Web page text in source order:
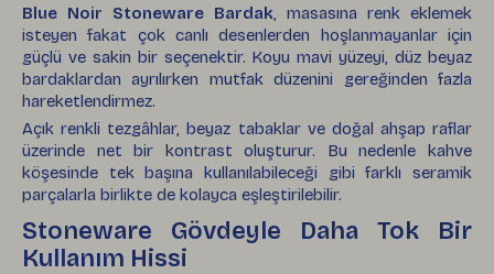
Blue Noir Stoneware Bardak , masasına renk eklemek
isteyen fakat çok canlı desenlerden hoşlanmayanlar için
güçlü ve sakin bir seçenektir. Koyu mavi yüzeyi, düz beyaz
bardaklardan ayrılırken mutfak düzenini gereğinden fazla
hareketlendirmez.
Açık renkli tezgâhlar, beyaz tabaklar ve doğal ahşap raflar
üzerinde net bir kontrast oluşturur. Bu nedenle kahve
köşesinde tek başına kullanılabileceği gibi farklı seramik
parçalarla birlikte de kolayca eşleştirilebilir.
Stoneware Gövdeyle Daha Tok Bir
Kullanım Hissi